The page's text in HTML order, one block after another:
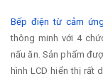
Bếp điện từ cảm
thông minh với 4
nấu ăn. Sản phẩm
hình LCD hiển thị rất